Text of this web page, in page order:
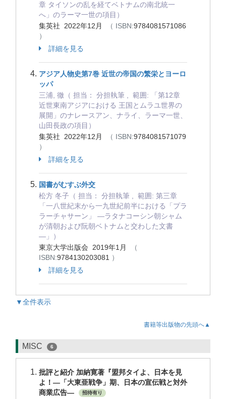
章 タイソンの乱を経てベトナムの南北統一
へ」のラーマ一世の項目）
集英社 2022年12月
（ ISBN:9784081571086
）
詳細を見る
アジア人物史第7巻 近世の帝国の繁栄とヨーロ
ッパ
三浦, 徹（ 担当： 分担執筆 , 範囲: 「第12章
近世東南アジアにおける 王国とムラユ世界の
展開」のナレースアン、ナライ、ラーマ一世、
山田長政の項目）
集英社 2022年12月
（ ISBN:9784081571079
）
詳細を見る
国書がむすぶ外交
松方 冬子（ 担当： 分担執筆 , 範囲: 第三章
「一八世紀末から一九世紀前半における「プラ
ラーチャサーン」 ―ラタナコーシン朝シャム
が清朝および阮朝ベトナムと交わした文書
―」）
東京大学出版会 2019年1月
（
ISBN:9784130203081 ）
詳細を見る
▼全件表示
書籍等出版物の先頭へ▲
MISC 6
批評と紹介 加納寛著『盟邦タイよ、日本を見
よ！―「大東亜戦争」期、日本の宣伝戦と対外
商業広告―
招待有り